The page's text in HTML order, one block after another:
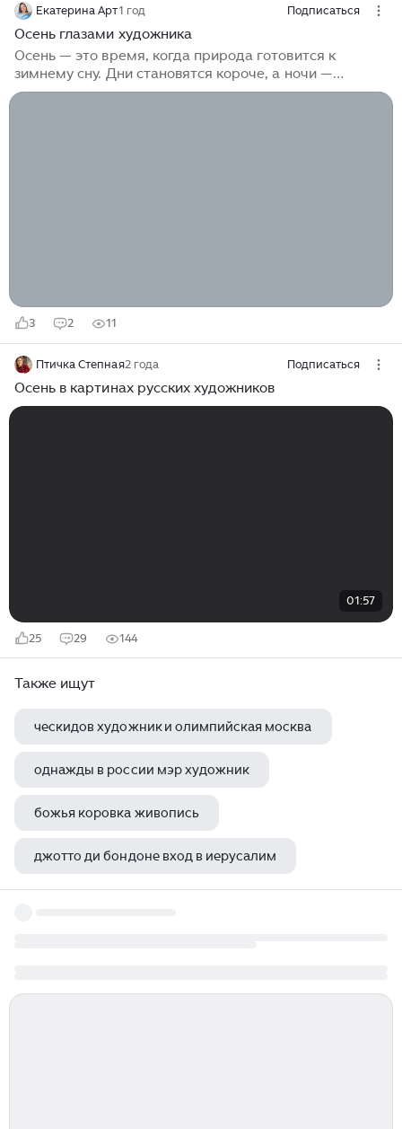
Екатерина Арт1 год Подписаться
Осень глазами художника
Осень — это время, когда природа готовится к
зимнему сну. Дни становятся короче, а ночи —
длиннее. Небо часто заволакивают серые тучи. Но
3 2 11
Птичка Степная2 года Подписаться
Осень в картинах русских художников
01:57
25 29 144
Также ищут
ческидов художник и олимпийская москва
однажды в россии мэр художник
божья коровка живопись
джотто ди бондоне вход в иерусалим